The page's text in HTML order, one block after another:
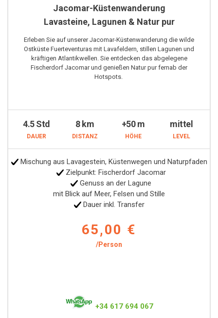
Jacomar-Küstenwanderung
Lavasteine, Lagunen & Natur pur
Erleben Sie auf unserer Jacomar-Küstenwanderung die wilde
Ostküste Fuerteventuras mit Lavafeldern, stillen Lagunen und
kräftigen Atlantikwellen. Sie entdecken das abgelegene
Fischerdorf Jacomar und genießen Natur pur fernab der
Hotspots.
4.5 Std
DAUER
8 km
DISTANZ
+50 m
HÖHE
mittel
LEVEL
Mischung aus Lavagestein, Küstenwegen und Naturpfaden
Zielpunkt: Fischerdorf Jacomar
Genuss an der Lagune
mit Blick auf Meer, Felsen und Stille
Dauer inkl. Transfer
65,00 €
/Person
+34 617 694 067